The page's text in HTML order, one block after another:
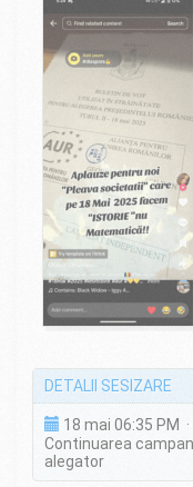
DETALII SESIZARE
18 mai 06:35 PM ·
Continuarea
alegator